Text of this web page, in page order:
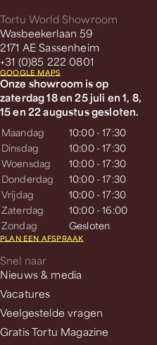
Tortu World Showroom
Wasbeekerlaan 59
2171 AE Sassenheim
+31 (0)85 222 0801
GOOGLE MAPS
Onze showroom is op
zaterdag 18 en 25 juli en 1, 8,
15 en 22 augustus gesloten.
Maandag
10:00 - 17:30
Dinsdag
10:00 - 17:30
Woensdag
10:00 - 17:30
Donderdag
10:00 - 17:30
Vrijdag
10:00 - 17:30
Zaterdag
10:00 - 16:00
Zondag
Gesloten
PLAN EEN AFSPRAAK
Snel naar
Nieuws & media
Vacatures
Veelgestelde vragen
Gratis Tortu Magazine